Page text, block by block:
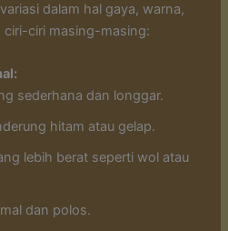
dalam hal gaya, warna,
ciri-ciri masing-masing:
sederhana dan longgar.
hitam atau gelap.
lebih berat seperti wol atau
dan polos.